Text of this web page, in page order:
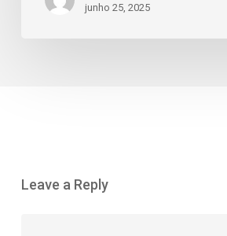
junho 25, 2025
Leave a Reply